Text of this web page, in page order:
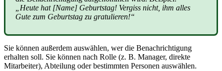
Heute hat [Name] Geburtstag! Vergiss nicht, ihm alles
Gute zum Geburtstag zu gratulieren!“
Sie können außerdem auswählen, wer die Benachrichtigung
erhalten soll. Sie können nach Rolle (z. B. Manager, direkte
Mitarbeiter), Abteilung oder bestimmten Personen auswählen.